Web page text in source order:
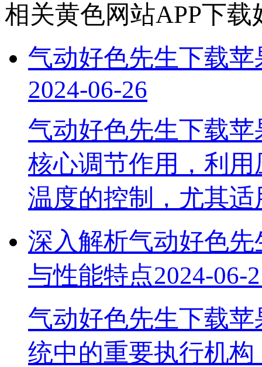
相关黄色网站APP下载
气动好色先生下载
2024-06-26
气动好色先生下载
核心调节作用，利用
温度的控制，尤其
深入解析气动好色先
与性能特点2024-06-
气动好色先生下载苹
统中的重要执行机构